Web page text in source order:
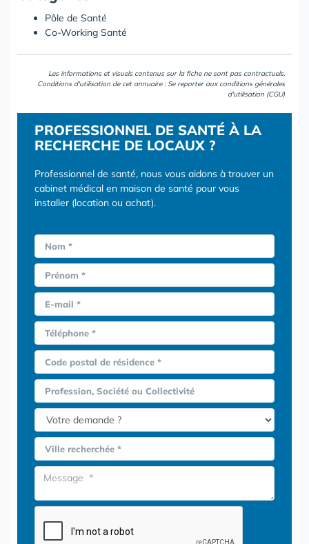
Pôle de Santé
Co-Working Santé
Les informations et visuels contenus sur la fiche ne sont pas contractuels.
Conditions d'utilisation de cet annuaire : Se reporter aux conditions générales
d'utilisation (CGU)
PROFESSIONNEL DE SANTÉ À LA
RECHERCHE DE LOCAUX ?
Professionnel de santé, nous vous aidons à trouver un
cabinet médical en maison de santé pour vous
installer (location ou achat).
Nom *
Prénom *
E-mail *
Téléphone *
Code postal de résidence *
Profession, Société ou Collectivité
Ville recherchée *